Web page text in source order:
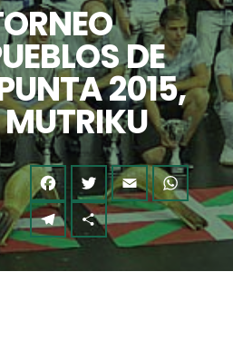
DE
2015,